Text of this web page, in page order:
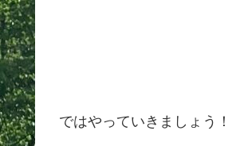
ではやっていきましょう！